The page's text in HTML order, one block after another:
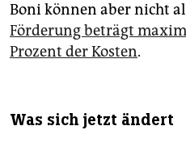
Boni können aber nicht
Förderung beträgt
Prozent der Kosten.
Was sich jetzt ändert